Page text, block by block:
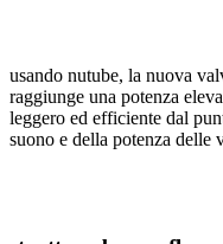
usando nutube, la nuova
raggiunge una potenza
leggero ed efficiente dal
suono e della potenza delle